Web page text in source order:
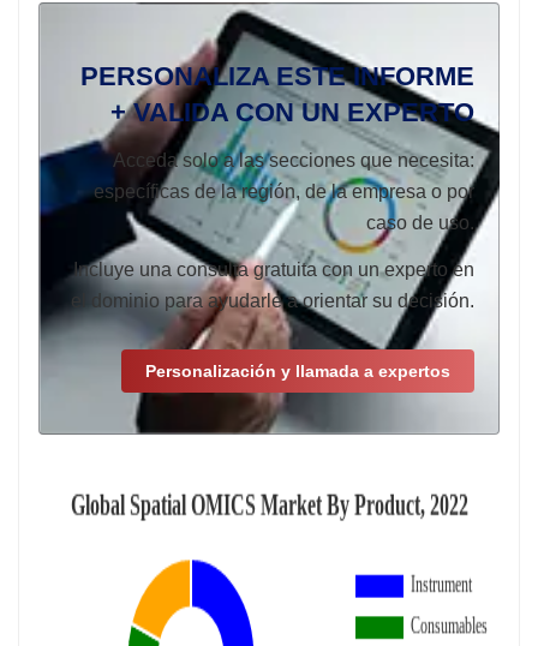
PERSONALIZA ESTE INFORME
+ VALIDA CON UN EXPERTO
Acceda solo a las secciones que necesita:
específicas de la región, de la empresa o por
caso de uso.
Incluye una consulta gratuita con un experto en
el dominio para ayudarle a orientar su decisión.
Personalización y llamada a expertos